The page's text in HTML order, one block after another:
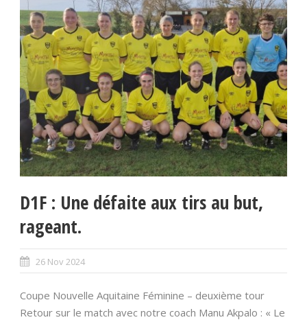
D1F : Une défaite aux tirs au but,
rageant.
26 Nov 2024
Coupe Nouvelle Aquitaine Féminine – deuxième tour
Retour sur le match avec notre coach Manu Akpalo : « Le